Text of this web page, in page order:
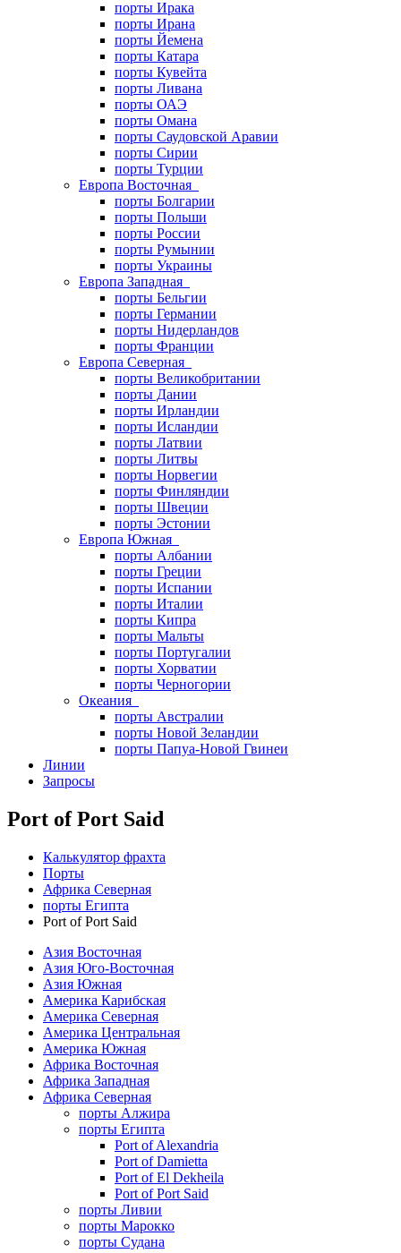
порты Ирака
порты Ирана
порты Йемена
порты Катара
порты Кувейта
порты Ливана
порты ОАЭ
порты Омана
порты Саудовской Аравии
порты Сирии
порты Турции
Европа Восточная
порты Болгарии
порты Польши
порты России
порты Румынии
порты Украины
Европа Западная
порты Бельгии
порты Германии
порты Нидерландов
порты Франции
Европа Северная
порты Великобритании
порты Дании
порты Ирландии
порты Исландии
порты Латвии
порты Литвы
порты Норвегии
порты Финляндии
порты Швеции
порты Эстонии
Европа Южная
порты Албании
порты Греции
порты Испании
порты Италии
порты Кипра
порты Мальты
порты Португалии
порты Хорватии
порты Черногории
Океания
порты Австралии
порты Новой Зеландии
порты Папуа-Новой Гвинеи
Линии
Запросы
Port of Port Said
Калькулятор фрахта
Порты
Африка Северная
порты Египта
Port of Port Said
Азия Восточная
Азия Юго-Восточная
Азия Южная
Америка Карибская
Америка Северная
Америка Центральная
Америка Южная
Африка Восточная
Африка Западная
Африка Северная
порты Алжира
порты Египта
Port of Alexandria
Port of Damietta
Port of El Dekheila
Port of Port Said
порты Ливии
порты Марокко
порты Судана